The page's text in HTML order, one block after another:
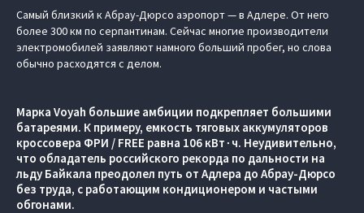
Самый близкий к Абрау-Дюрсо аэропорт — в Адлере. От него
более 300 км по серпантинам. Сейчас многие производители
электромобилей заявляют намного больший пробег, но слова
обычно расходятся с делом.
Марка Voyah большие амбиции подкрепляет большими
батареями. К примеру, емкость тяговых аккумуляторов
кроссовера ФРИ / FREE равна 106 кВт∙ч. Неудивительно,
что обладатель российского рекорда по дальности на
льду Байкала преодолел путь от Адлера до Абрау-Дюрсо
без труда, с работающим кондиционером и частыми
обгонами.